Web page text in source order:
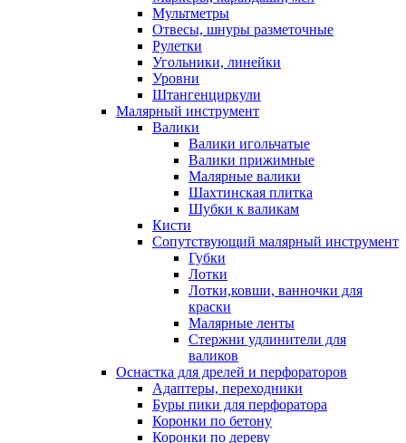
Мультметры
Отвесы, шнуры разметочные
Рулетки
Угольники, линейки
Уровни
Штангенциркули
Малярный инструмент
Валики
Валики игольчатые
Валики прижимные
Малярные валики
Шахтинская плитка
Шубки к валикам
Кисти
Сопутствующий малярный инструмент
Губки
Лотки
Лотки,ковши, ванночки для
краски
Малярные ленты
Стержни удлинители для
валиков
Оснастка для дрелей и перфораторов
Адаптеры, переходники
Буры пики для перфоратора
Коронки по бетону
Коронки по дереву